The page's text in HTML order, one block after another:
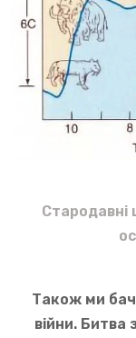
Стародавні
Також ми
війни. Битва